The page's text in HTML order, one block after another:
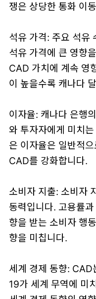
쟁은 상당한 통화 이
석유 가격: 주요 석유
석유 가격에 큰 영향
CAD 가치에 계속 영
이 높을수록 캐나다
이자율: 캐나다 은행
와 투자자에게 미치
은 이자율은 일반적
CAD를 강화합니다.
소비자 지출: 소비자
동력입니다. 고용률
향을 받는 소비자 행
향을 미칩니다.
세계 경제 동향:
19가 세계 무역에 미